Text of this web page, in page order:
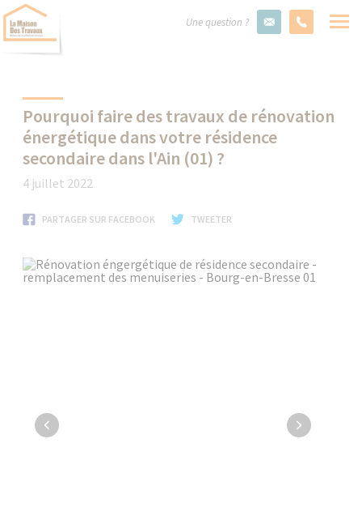
Une question ?
Pourquoi faire des travaux de rénovation
énergétique dans votre résidence
secondaire dans l'Ain (01) ?
4 juillet 2022
PARTAGER SUR FACEBOOK TWEETER